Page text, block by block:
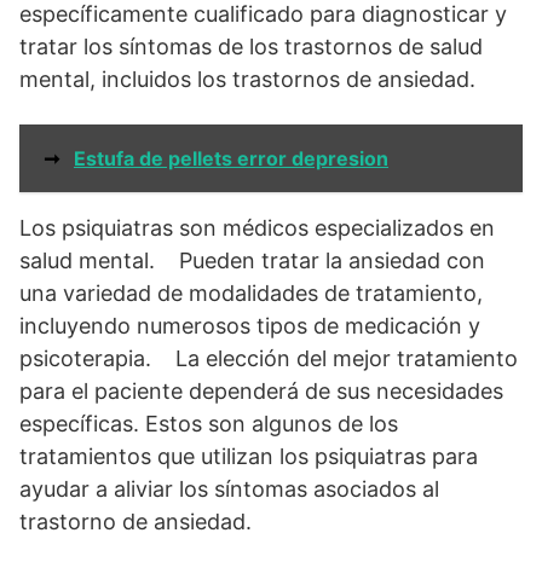
específicamente cualificado para diagnosticar y
tratar los síntomas de los trastornos de salud
mental, incluidos los trastornos de ansiedad.
➞ Estufa de pellets error depresion
Los psiquiatras son médicos especializados en
salud mental. Pueden tratar la ansiedad con
una variedad de modalidades de tratamiento,
incluyendo numerosos tipos de medicación y
psicoterapia. La elección del mejor tratamiento
para el paciente dependerá de sus necesidades
específicas. Estos son algunos de los
tratamientos que utilizan los psiquiatras para
ayudar a aliviar los síntomas asociados al
trastorno de ansiedad.